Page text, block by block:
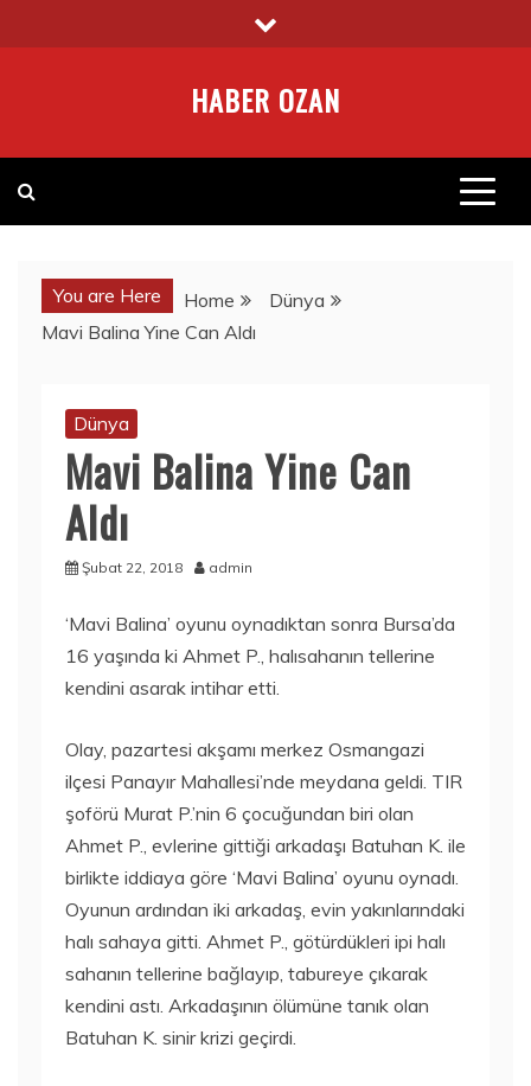
to
HABER OZAN
You are Here Home
Dünya
Mavi Balina Yine Can Aldı
Dünya
Mavi Balina Yine Can
Aldı
Şubat 22, 2018 admin
‘Mavi Balina’ oyunu oynadıktan sonra Bursa’da
16 yaşında ki Ahmet P., halısahanın tellerine
kendini asarak intihar etti.
Olay, pazartesi akşamı merkez Osmangazi
ilçesi Panayır Mahallesi’nde meydana geldi. TIR
şoförü Murat P.’nin 6 çocuğundan biri olan
Ahmet P., evlerine gittiği arkadaşı Batuhan K. ile
birlikte iddiaya göre ‘Mavi Balina’ oyunu oynadı.
Oyunun ardından iki arkadaş, evin yakınlarındaki
halı sahaya gitti. Ahmet P., götürdükleri ipi halı
sahanın tellerine bağlayıp, tabureye çıkarak
kendini astı. Arkadaşının ölümüne tanık olan
Batuhan K. sinir krizi geçirdi.